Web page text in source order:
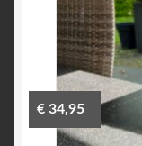
€34,95